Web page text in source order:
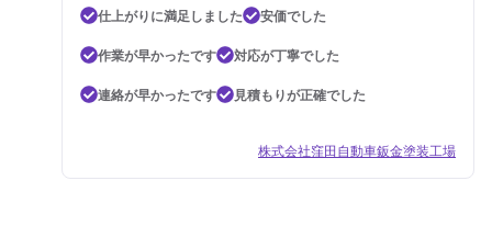
仕上がりに満足しました
安価でした
作業が早かったです
対応が丁寧でした
連絡が早かったです
見積もりが正確でした
株式会社窪田自動車鈑金塗装工場